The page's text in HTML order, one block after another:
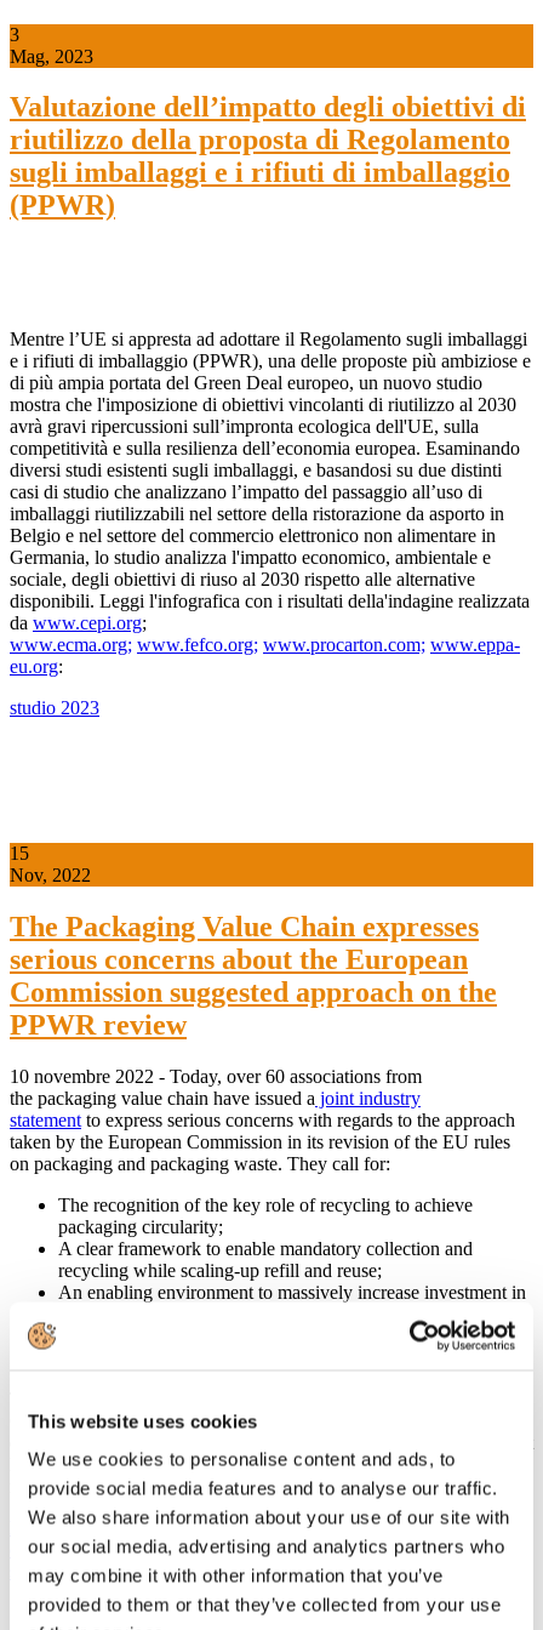
This website uses cookies
We use cookies to personalise content and ads, to
provide social media features and to analyse our traffic.
We also share information about your use of our site with
our social media, advertising and analytics partners who
may combine it with other information that you’ve
provided to them or that they’ve collected from your use
3
Mag, 2023
Valutazione dell’impatto degli obiettivi di
riutilizzo della proposta di Regolamento
sugli imballaggi e i rifiuti di imballaggio
(PPWR)
Mentre l’UE si appresta ad adottare il Regolamento sugli imballaggi
e i rifiuti di imballaggio (PPWR), una delle proposte più ambiziose e
di più ampia portata del Green Deal europeo, un nuovo studio
mostra che l'imposizione di obiettivi vincolanti di riutilizzo al 2030
avrà gravi ripercussioni sull’impronta ecologica dell'UE, sulla
competitività e sulla resilienza dell’economia europea. Esaminando
diversi studi esistenti sugli imballaggi, e basandosi su due distinti
casi di studio che analizzano l’impatto del passaggio all’uso di
imballaggi riutilizzabili nel settore della ristorazione da asporto in
Belgio e nel settore del commercio elettronico non alimentare in
Germania, lo studio analizza l'impatto economico, ambientale e
sociale, degli obiettivi di riuso al 2030 rispetto alle alternative
disponibili. Leggi l'infografica con i risultati della'indagine realizzata
da www.cepi.org;
www.ecma.org; www.fefco.org; www.procarton.com; www.eppa-
eu.org:
studio 2023
15
Nov, 2022
The Packaging Value Chain expresses
serious concerns about the European
Commission suggested approach on the
PPWR review
10 novembre 2022 - Today, over 60 associations from
the packaging value chain have issued a joint industry
statement to express serious concerns with regards to the approach
taken by the European Commission in its revision of the EU rules
on packaging and packaging waste. They call for:
The recognition of the key role of recycling to achieve
packaging circularity;
A clear framework to enable mandatory collection and
recycling while scaling-up refill and reuse;
An enabling environment to massively increase investment in
The preservation of packaging functionality and product
Green Deal and Circular Economy Action Plan 2.0 and is fully
level. For that to happen, we need a corresponding supporting
regulatory framework to help us drive this change further.
https://www.europen-packaging.eu/news/the-packaging-value-
chain-expresses-serious-concerns-about-the-european-commission-
suggested-approach-on-the-ppwr-review/